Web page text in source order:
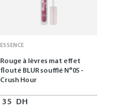
ESSENCE
Rouge à lèvres mat effet
flouté BLUR soufflé N°05 -
Crush Hour
35 DH